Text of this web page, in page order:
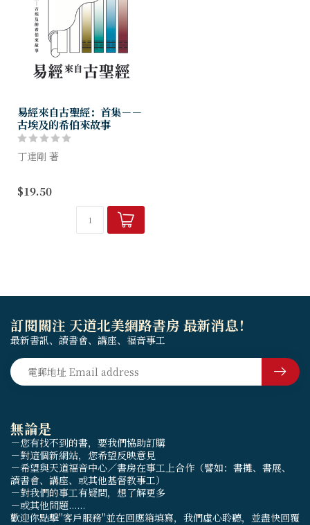
易經來自古聖經：首集－－
古埃及的希伯來故事
丁達剛 著
這本中華文化最古老的古典文
獻之一， 三千年來，深入影
響各方面， 亦在民間普遍作
為卜筮之書，跟西方的聖經有
$19.50
無論是
－您有找不到的書，要我們協助訂購
－對這個新網站，您希望反映意見
－希望與天道福音中心／書房在事工上合作（譬如：書攤、書展、
讀書會、講座、或其他基督教事工）
－對我們的事工有疑問，想了解更多
－或其他問題......
歡迎你點擊"客戶服務"並在回應箱填寫，我們虛心聆聽，並盡快回覆
訂閱關注 天道北美網路書房 最新消息！
最新書訊、讀書會、講座、福音事工